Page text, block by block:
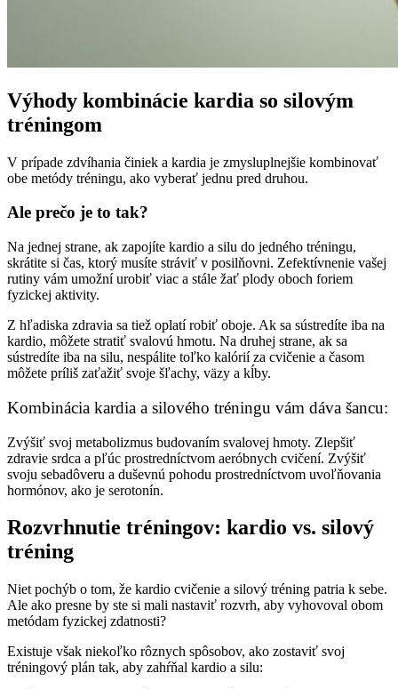
Výhody kombinácie kardia so silovým
tréningom
V prípade zdvíhania činiek a kardia je zmysluplnejšie kombinovať
obe metódy tréningu, ako vyberať jednu pred druhou.
Ale prečo je to tak?
Na jednej strane, ak zapojíte kardio a silu do jedného tréningu,
skrátite si čas, ktorý musíte stráviť v posilňovni. Zefektívnenie vašej
rutiny vám umožní urobiť viac a stále žať plody oboch foriem
fyzickej aktivity.
Z hľadiska zdravia sa tiež oplatí robiť oboje. Ak sa sústredíte iba na
kardio, môžete stratiť svalovú hmotu. Na druhej strane, ak sa
sústredíte iba na silu, nespálite toľko kalórií za cvičenie a časom
môžete príliš zaťažiť svoje šľachy, väzy a kĺby.
Kombinácia kardia a silového tréningu vám dáva šancu:
Zvýšiť svoj metabolizmus budovaním svalovej hmoty. Zlepšiť
zdravie srdca a pľúc prostredníctvom aeróbnych cvičení. Zvýšiť
svoju sebadôveru a duševnú pohodu prostredníctvom uvoľňovania
hormónov, ako je serotonín.
Rozvrhnutie tréningov: kardio vs. silový
tréning
Niet pochýb o tom, že kardio cvičenie a silový tréning patria k sebe.
Ale ako presne by ste si mali nastaviť rozvrh, aby vyhovoval obom
metódam fyzickej zdatnosti?
Existuje však niekoľko rôznych spôsobov, ako zostaviť svoj
tréningový plán tak, aby zahŕňal kardio a silu: